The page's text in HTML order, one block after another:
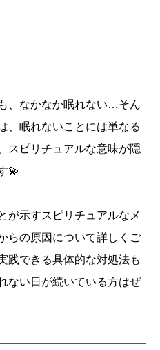
、なかなか眠れない…そん
、眠れないことには単なる
スピリチュアルな意味が隠
💫
が示すスピリチュアルなメ
らの原因について詳しくご
践できる具体的な対処法も
ない日が続いている方はぜ